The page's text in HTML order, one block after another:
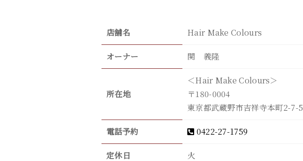
店舗名 Hair Make Colours
オーナー 関 義隆
所在地
＜Hair Make Colours＞
〒180-0004
東京都武蔵野市吉祥寺本町2-7-5
電話予約 0422-27-1759
定休日 火